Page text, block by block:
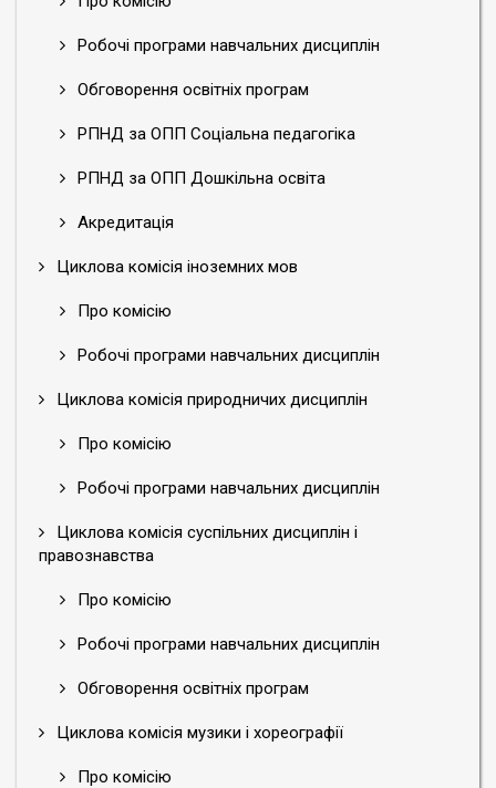
Робочі програми навчальних дисциплін
Обговорення освітніх програм
РПНД за ОПП Соціальна педагогіка
РПНД за ОПП Дошкільна освіта
Акредитація
Циклова комісія іноземних мов
Про комісію
Робочі програми навчальних дисциплін
Циклова комісія природничих дисциплін
Про комісію
Робочі програми навчальних дисциплін
Циклова комісія суспільних дисциплін і
правознавства
Про комісію
Робочі програми навчальних дисциплін
Обговорення освітніх програм
Циклова комісія музики і хореографії
Про комісію